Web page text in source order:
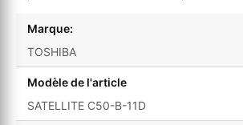
Marque:
TOSHIBA
Modèle de l'article
SATELLITE C50-B-11D